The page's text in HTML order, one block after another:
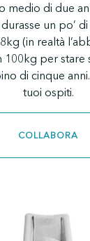
medio di due
un po’
(in realtà
100kg per stare
di cinque
tuoi ospiti.
COLLABORA